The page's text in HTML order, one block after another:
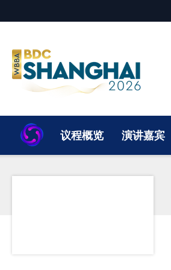
议程概览 演讲嘉宾